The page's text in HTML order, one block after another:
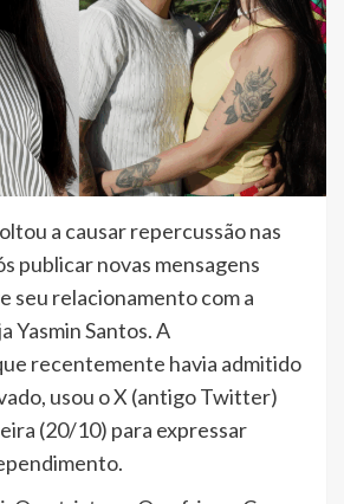
a causar repercussão nas
publicar novas mensagens
seu relacionamento com a
Yasmin Santos. A
recentemente havia admitido
usou o X (antigo Twitter)
(20/10) para expressar